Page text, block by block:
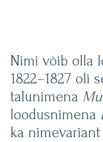
Nimi võib olla
1822–1827 oli
talunimena
loodusnimena
ka nimevariant